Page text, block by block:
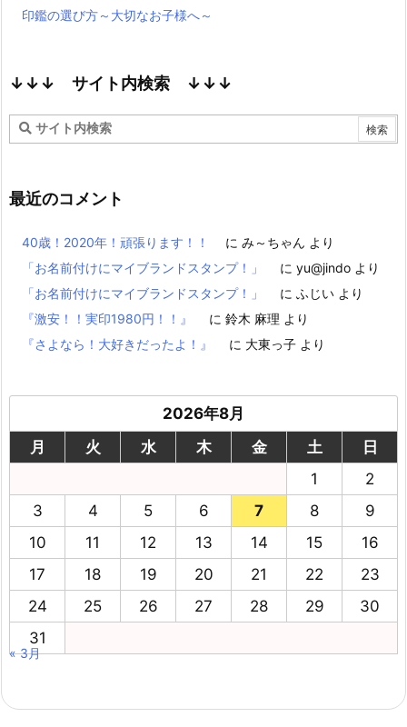
印鑑の選び方～大切なお子様へ～
↓↓↓ サイト内検索 ↓↓↓
最近のコメント
40歳！2020年！頑張ります！！ に み～ちゃん より
「お名前付けにマイブランドスタンプ！」
に yu@jindo より
「お名前付けにマイブランドスタンプ！」
に ふじい より
『激安！！実印1980円！！』
に 鈴木 麻理 より
『さよなら！大好きだったよ！』
に 大東っ子 より
2026年8月
月
火 水 木 金 土
日
1
2
3
4 5 6 7 8
9
10
11 12 13 14 15
16
17
18 19 20 21 22
23
24
25 26 27 28 29
30
31
« 3月